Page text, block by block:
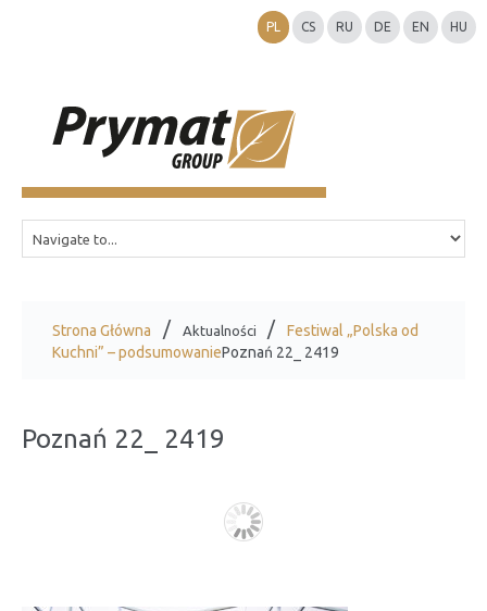
PL CS RU DE EN HU
Strona Główna Aktualności
Festiwal „Polska od
Kuchni” – podsumowaniePoznań 22_ 2419
Poznań 22_ 2419